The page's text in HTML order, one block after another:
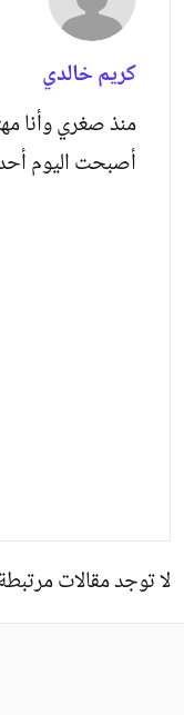
كريم خالدي
منذ صغري وأنا
أصبحت اليوم
لا توجد مقالات